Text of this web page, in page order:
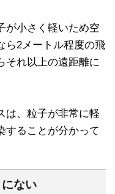
が小さく軽いため空
ら2メートル程度の飛
それ以上の遠距離に
は、粒子が非常に軽
することが分かって
ない